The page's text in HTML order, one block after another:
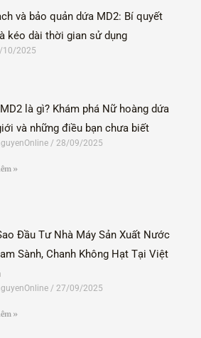
và bảo quản dứa MD2: Bí quyết
kéo dài thời gian sử dụng
10/2025
là gì? Khám phá Nữ hoàng dứa
và những điều bạn chưa biết
28/09/2025
»
Đầu Tư Nhà Máy Sản Xuất Nước
Sành, Chanh Không Hạt Tại Việt
27/09/2025
»